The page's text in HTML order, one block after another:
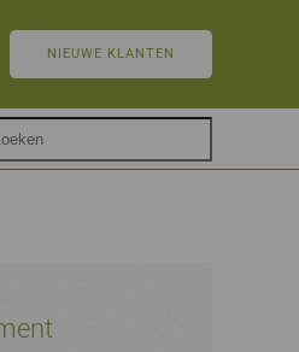
NIEUWE KLANTEN